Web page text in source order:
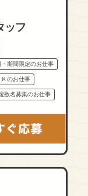
ッフ
・期間限定のお仕事
Ｋのお仕事
数名募集のお仕事